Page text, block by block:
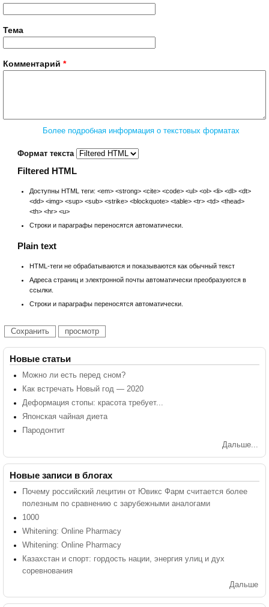
Тема
Комментарий *
Более подробная информация о текстовых форматах
Формат текста
Filtered HTML
Доступны HTML теги: <em> <strong> <cite> <code> <ul> <ol> <li> <dl> <dt>
<dd> <img> <sup> <sub> <strike> <blockquote> <table> <tr> <td> <thead>
<th> <hr> <u>
Строки и параграфы переносятся автоматически.
Plain text
HTML-теги не обрабатываются и показываются как обычный текст
Адреса страниц и электронной почты автоматически преобразуются в
ссылки.
Строки и параграфы переносятся автоматически.
Новые статьи
Можно ли есть перед сном?
Как встречать Новый год — 2020
Деформация стопы: красота требует...
Японская чайная диета
Пародонтит
Дальше...
Новые записи в блогах
Почему российский лецитин от Ювикс Фарм считается более
полезным по сравнению с зарубежными аналогами
1000
Whitening: Online Pharmacy
Whitening: Online Pharmacy
Казахстан и спорт: гордость нации, энергия улиц и дух
соревнования
Дальше